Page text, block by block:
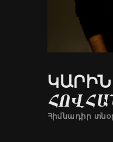
ԿԱՐԻՆ
Հիմնադիր